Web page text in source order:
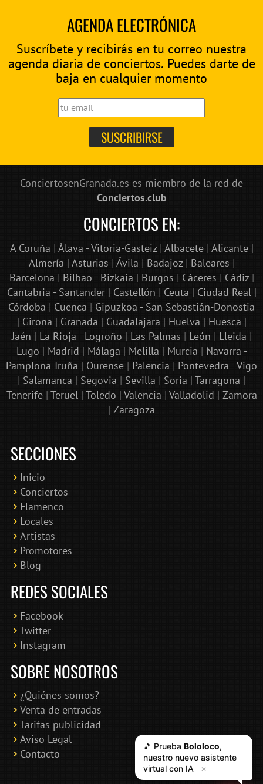
AGENDA ELECTRÓNICA
Suscríbete y recibirás en tu correo nuestra
agenda diaria de conciertos. Puedes darte de
baja en cualquier momento
ConciertosenGranada.es es miembro de la red de
Conciertos.club
CONCIERTOS EN:
A Coruña | Álava - Vitoria-Gasteiz| Albacete| Alicante|
Almería | Asturias | Ávila | Badajoz| Baleares |
Barcelona | Bilbao - Bizkaia | Burgos | Cáceres | Cádiz|
Cantabria - Santander| Castellón | Ceuta | Ciudad Real|
Córdoba | Cuenca | Gipuzkoa - San Sebastián-Donostia
| Girona | Granada | Guadalajara | Huelva | Huesca |
Jaén | La Rioja - Logroño | Las Palmas | León | Lleida |
Lugo | Madrid | Málaga | Melilla | Murcia | Navarra -
Pamplona-Iruña | Ourense | Palencia | Pontevedra - Vigo
| Salamanca | Segovia | Sevilla | Soria | Tarragona |
Tenerife| Teruel| Toledo | Valencia | Valladolid | Zamora
| Zaragoza
SECCIONES
Inicio
Conciertos
Flamenco
Locales
Artistas
Promotores
Blog
REDES SOCIALES
Facebook
Twitter
Instagram
SOBRE NOSOTROS
¿Quiénes somos?
Venta de entradas
Tarifas publicidad
Aviso Legal
Contacto
🎵 Prueba Bololoco,
nuestro nuevo asistente
virtual con IA
✕